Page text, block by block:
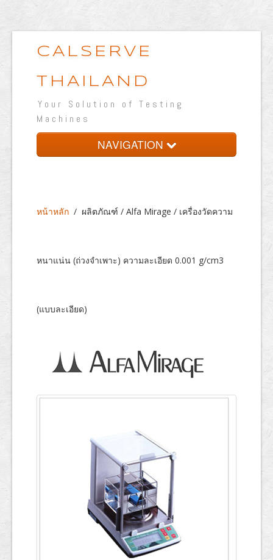
CALSERVE
THAILAND
Your Solution of Testing
Machines
NAVIGATION
ผลิตภัณฑ์
เวปแสดงผลงาน
English
หน้าหลัก / ผลิตภัณฑ์ / Alfa Mirage / เครื่องวัดความ
หนาแน่น (ถ่วงจำเพาะ) ความละเอียด 0.001 g/cm3
(แบบละเอียด)